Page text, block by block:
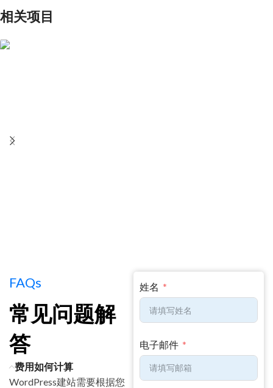
相关项目
FAQs
常见问题解
答
费用如何计算
WordPress建站需要根据您
姓名
电子邮件